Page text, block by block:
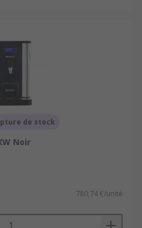
de stock
Noir
780,74 €/unité